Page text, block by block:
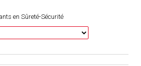
en Sûreté-Sécurité